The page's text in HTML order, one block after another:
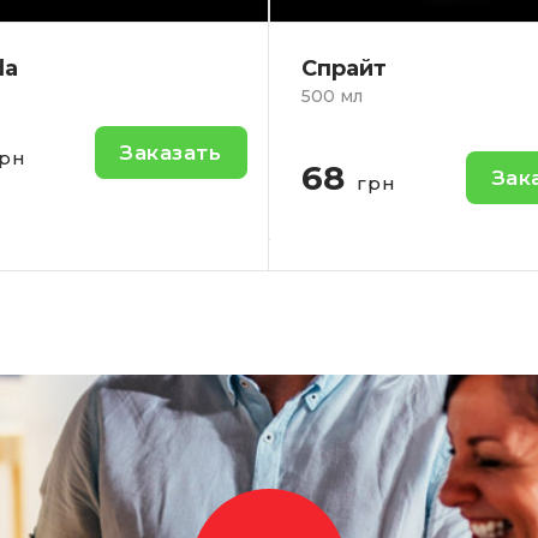
Заказать
- +
Сок Яблочный
1л.
Кол-во: -